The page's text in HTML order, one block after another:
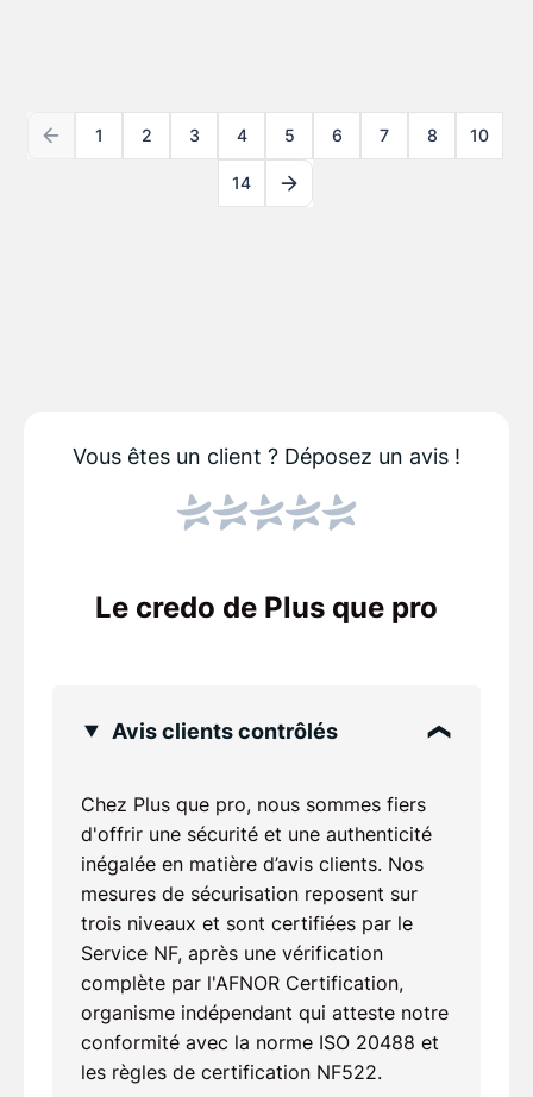
1 2 3 4 5 6 7 8 10
14
Vous êtes un client ? Déposez un avis !
Le credo de Plus que pro
Avis clients contrôlés
Chez Plus que pro, nous sommes fiers
d'offrir une sécurité et une authenticité
inégalée en matière d’avis clients. Nos
mesures de sécurisation reposent sur
trois niveaux et sont certifiées par le
Service NF, après une vérification
complète par l'AFNOR Certification,
organisme indépendant qui atteste notre
conformité avec la norme ISO 20488 et
les règles de certification NF522.